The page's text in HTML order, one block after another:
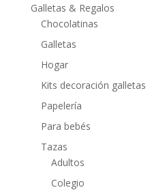
Galletas & Regalos
Chocolatinas
Galletas
Hogar
Kits decoración galletas
Papelería
Para bebés
Tazas
Adultos
Colegio